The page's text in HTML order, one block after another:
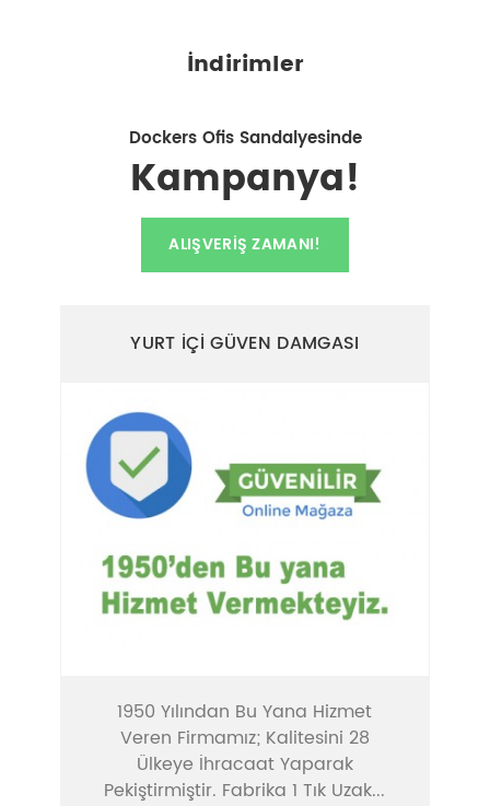
İndirimler
Dockers Ofis Sandalyesinde
Kampanya!
ALIŞVERIŞ ZAMANI!
YURT İÇİ GÜVEN DAMGASI
1950 Yılından Bu Yana Hizmet
Veren Firmamız; Kalitesini 28
Ülkeye İhracaat Yaparak
Pekiştirmiştir. Fabrika 1 Tık Uzak...